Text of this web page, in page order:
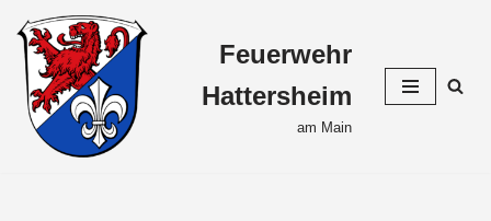
Zum
Inhalt
springen
Feuerwehr
Hattersheim
am Main